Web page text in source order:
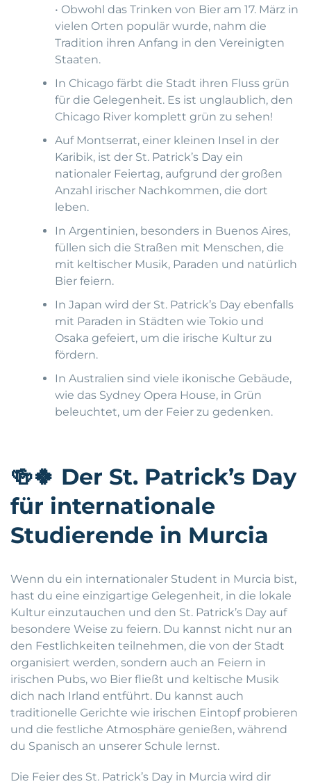
• Obwohl das Trinken von Bier am 17. März in
vielen Orten populär wurde, nahm die
Tradition ihren Anfang in den Vereinigten
Staaten.
In Chicago färbt die Stadt ihren Fluss grün
für die Gelegenheit. Es ist unglaublich, den
Chicago River komplett grün zu sehen!
Auf Montserrat, einer kleinen Insel in der
Karibik, ist der St. Patrick’s Day ein
nationaler Feiertag, aufgrund der großen
Anzahl irischer Nachkommen, die dort
leben.
In Argentinien, besonders in Buenos Aires,
füllen sich die Straßen mit Menschen, die
mit keltischer Musik, Paraden und natürlich
Bier feiern.
In Japan wird der St. Patrick’s Day ebenfalls
mit Paraden in Städten wie Tokio und
Osaka gefeiert, um die irische Kultur zu
fördern.
In Australien sind viele ikonische Gebäude,
wie das Sydney Opera House, in Grün
beleuchtet, um der Feier zu gedenken.
🍻🍀 Der St. Patrick’s Day
für internationale
Studierende in Murcia
Wenn du ein internationaler Student in Murcia bist,
hast du eine einzigartige Gelegenheit, in die lokale
Kultur einzutauchen und den St. Patrick’s Day auf
besondere Weise zu feiern. Du kannst nicht nur an
den Festlichkeiten teilnehmen, die von der Stadt
organisiert werden, sondern auch an Feiern in
irischen Pubs, wo Bier fließt und keltische Musik
dich nach Irland entführt. Du kannst auch
traditionelle Gerichte wie irischen Eintopf probieren
und die festliche Atmosphäre genießen, während
du Spanisch an unserer Schule lernst.
Die Feier des St. Patrick’s Day in Murcia wird dir